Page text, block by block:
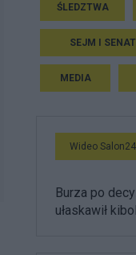
ŚLEDZTWA
SEJM I SENAT
MEDIA
Wideo Salon24
Burza po
ułaskawił